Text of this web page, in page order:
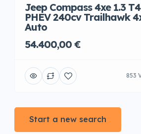
Jeep Compass 4xe 1.3 T4
PHEV 240cv Trailhawk
Auto
54.400,00 €
853
Start a new search